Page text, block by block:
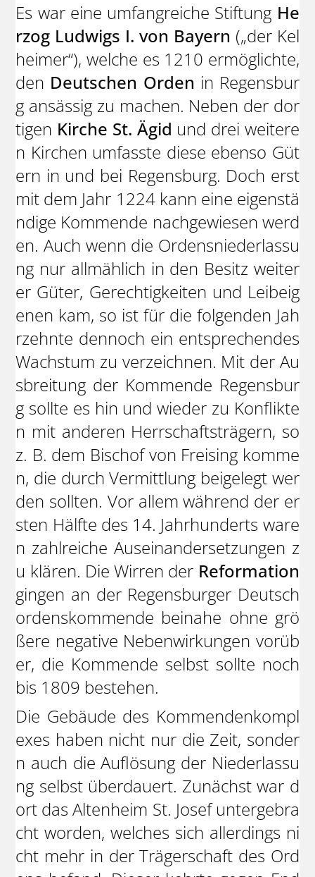
Es war eine umfangreiche Stiftung He
rzog Ludwigs I. von Bayern („der Kel
heimer“), welche es 1210 ermöglichte,
den Deutschen Orden in Regensbur
g ansässig zu machen. Neben der dor
tigen Kirche St. Ägid und drei weitere
n Kirchen umfasste diese ebenso Güt
ern in und bei Regensburg. Doch erst
mit dem Jahr 1224 kann eine eigenstä
ndige Kommende nachgewiesen werd
en. Auch wenn die Ordensniederlassu
ng nur allmählich in den Besitz weiter
er Güter, Gerechtigkeiten und Leibeig
enen kam, so ist für die folgenden Jah
rzehnte dennoch ein entsprechendes
Wachstum zu verzeichnen. Mit der Au
sbreitung der Kommende Regensbur
g sollte es hin und wieder zu Konflikte
n mit anderen Herrschaftsträgern, so
z. B. dem Bischof von Freising komme
n, die durch Vermittlung beigelegt wer
den sollten. Vor allem während der er
sten Hälfte des 14. Jahrhunderts ware
n zahlreiche Auseinandersetzungen z
u klären. Die Wirren der Reformation
gingen an der Regensburger Deutsch
ordenskommende beinahe ohne grö
ßere negative Nebenwirkungen vorüb
er, die Kommende selbst sollte noch
bis 1809 bestehen.
Die Gebäude des Kommendenkompl
exes haben nicht nur die Zeit, sonder
n auch die Auflösung der Niederlassu
ng selbst überdauert. Zunächst war d
ort das Altenheim St. Josef untergebra
cht worden, welches sich allerdings ni
cht mehr in der Trägerschaft des Ord